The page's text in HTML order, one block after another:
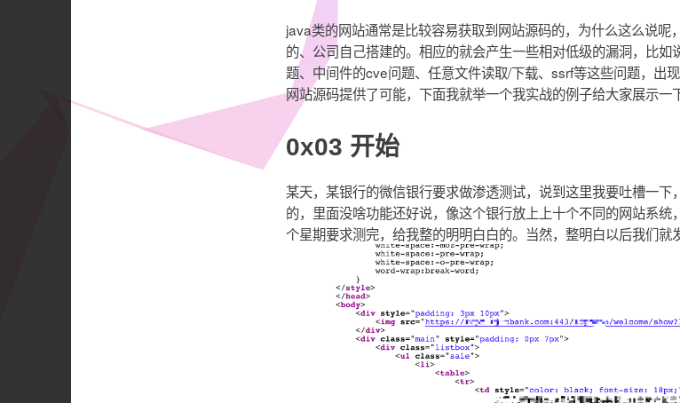
java类的网站通常是比较容易获取到网站源码的，为什么这么说
的、公司自己搭建的。相应的就会产生一些相对低级的漏洞，比
题、中间件的cve问题、任意文件读取/下载、ssrf等这些问题，出
网站源码提供了可能，下面我就举一个我实战的例子给大家展示一
0x03 开始
某天，某银行的微信银行要求做渗透测试，说到这里我要吐槽一
的，里面没啥功能还好说，像这个银行放上上十个不同的网站系
个星期要求测完，给我整的明明白白的。当然，整明白以后我们